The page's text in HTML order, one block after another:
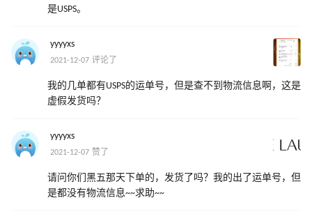
是USPS。
yyyyxs
2021-12-07 评论了
我的几单都有USPS的运单号，但是查不到物流信息啊，这是
虚假发货吗？
yyyyxs
2021-12-07 赞了
请问你们黑五那天下单的，发货了吗？我的出了运单号，但
是都没有物流信息~~求助~~